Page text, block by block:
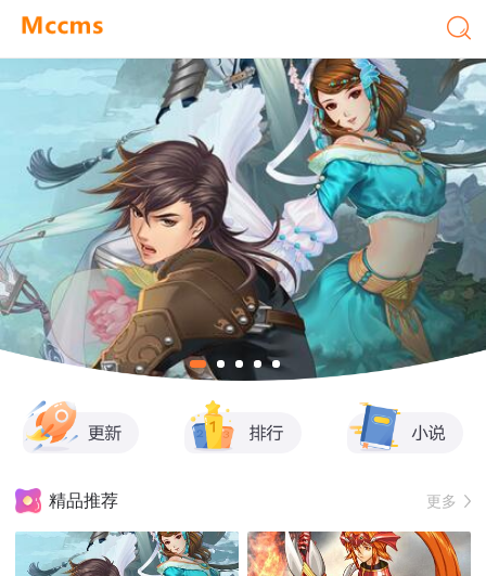
精品推荐 更多